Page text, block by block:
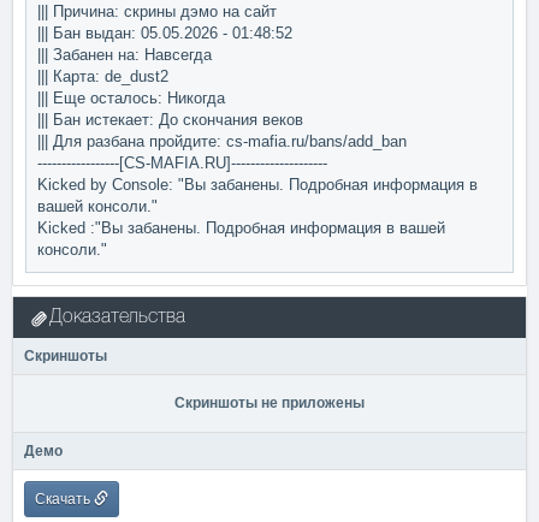
||| Причина: скрины дэмо на сайт
||| Бан выдан: 05.05.2026 - 01:48:52
||| Забанен на: Навсегда
||| Карта: de_dust2
||| Еще осталось: Никогда
||| Бан истекает: До скончания веков
||| Для разбана пройдите: cs-mafia.ru/bans/add_ban
-----------------[CS-MAFIA.RU]--------------------
Kicked by Console: "Вы забанены. Подробная информация в
вашей консоли."
Kicked :"Вы забанены. Подробная информация в вашей
консоли."
Доказательства
Скриншоты
Скриншоты не приложены
Демо
Скачать